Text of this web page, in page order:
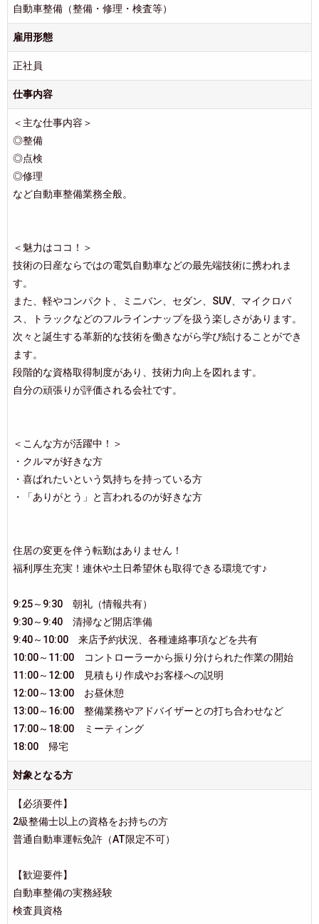
自動車整備（整備・修理・検査等）
雇用形態
正社員
仕事内容
＜主な仕事内容＞
◎整備
◎点検
◎修理
など自動車整備業務全般。
＜魅力はココ！＞
技術の日産ならではの電気自動車などの最先端技術に携われま
す。
また、軽やコンパクト、ミニバン、セダン、SUV、マイクロバ
ス、トラックなどのフルラインナップを扱う楽しさがあります。
次々と誕生する革新的な技術を働きながら学び続けることができ
ます。
段階的な資格取得制度があり、技術力向上を図れます。
自分の頑張りが評価される会社です。
＜こんな方が活躍中！＞
・クルマが好きな方
・喜ばれたいという気持ちを持っている方
・「ありがとう」と言われるのが好きな方
住居の変更を伴う転勤はありません！
福利厚生充実！連休や土日希望休も取得できる環境です♪
9:25～9:30 朝礼（情報共有）
9:30～9:40 清掃など開店準備
9:40～10:00 来店予約状況、各種連絡事項などを共有
10:00～11:00 コントローラーから振り分けられた作業の開始
11:00～12:00 見積もり作成やお客様への説明
12:00～13:00 お昼休憩
13:00～16:00 整備業務やアドバイザーとの打ち合わせなど
17:00～18:00 ミーティング
18:00 帰宅
対象となる方
【必須要件】
2級整備士以上の資格をお持ちの方
普通自動車運転免許（AT限定不可）
【歓迎要件】
自動車整備の実務経験
検査員資格